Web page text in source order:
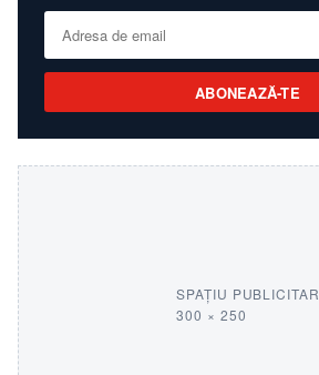
ABONEAZĂ-TE
SPAȚIU PUBLICITAR
300 × 250